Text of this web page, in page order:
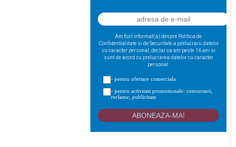
Am fost informat(a) despre Politica de
Confidentialitate si de Securitate a prelucrarii datelor
cu caracter personal, declar ca am peste 16 ani si
sunt de acord cu prelucrarea datelor cu caracter
personal:
- pentru ofertare comerciala
- pentru activitati promotionale: concursuri,
reclame, publicitate